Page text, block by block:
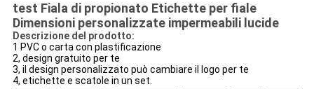
test Fiala di propionato Etichette per fiale
Dimensioni personalizzate impermeabili lucide
Descrizione del prodotto:
1 PVC o carta con plastificazione
2, design gratuito per te
3, il design personalizzato può cambiare il logo per te
4, etichette e scatole in un set.